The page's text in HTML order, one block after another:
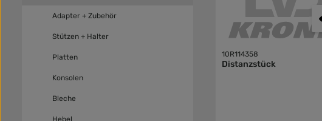
Adapter + Zubehör
Stützen + Halter
Platten
Konsolen
Bleche
Hebel
10R114358
Distanzstück